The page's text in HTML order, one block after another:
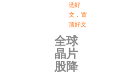
选好
文 ， 置
顶好文
全球
晶片
股降